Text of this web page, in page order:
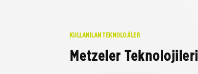
KULLANILAN TEKNOLOJİLER
Metzeler Teknolojileri